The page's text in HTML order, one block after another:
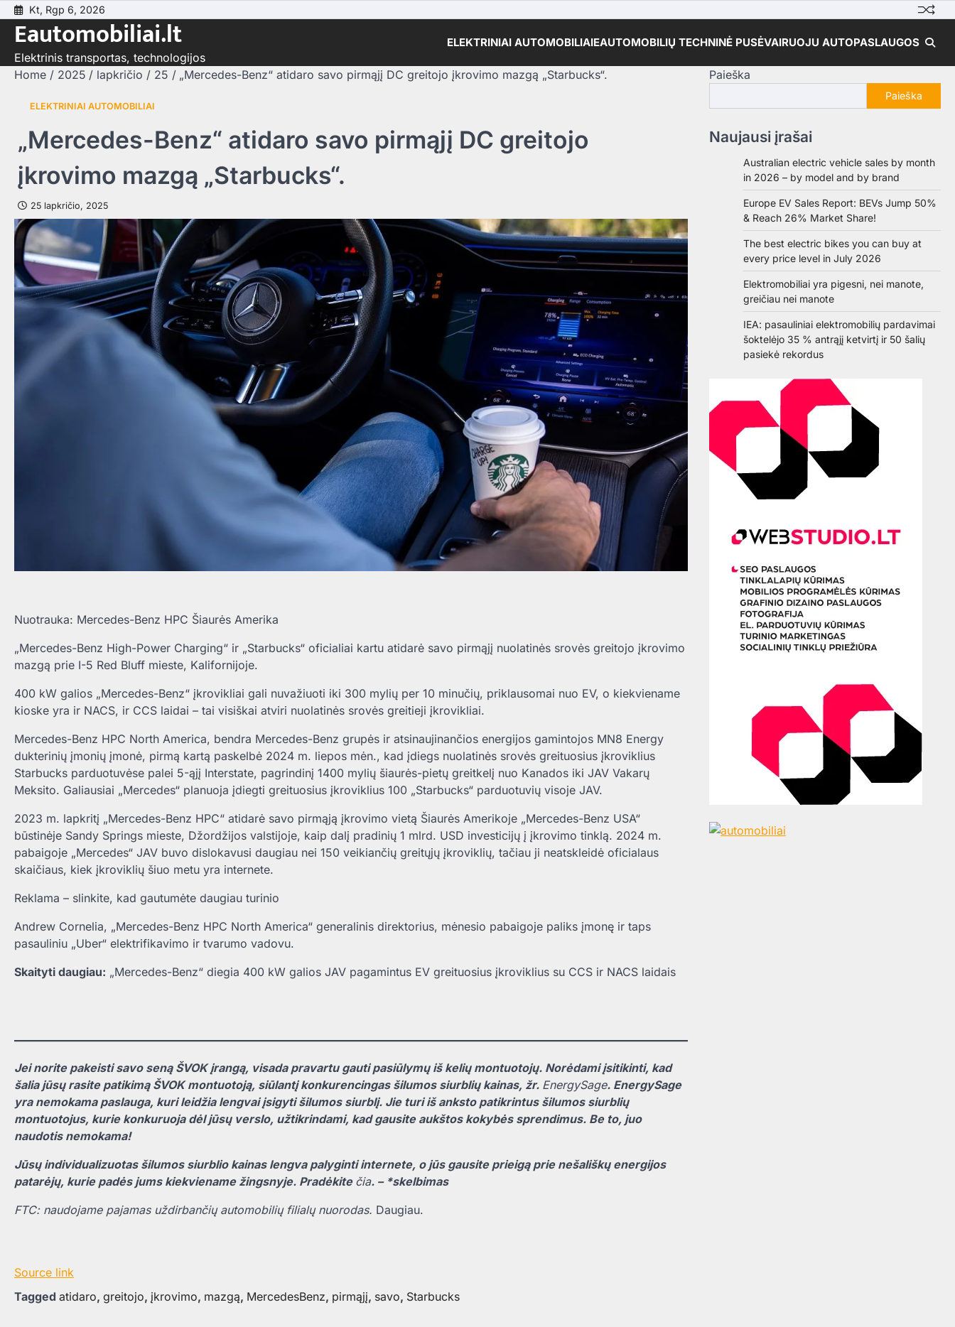
Skip
content
Kt, Rgp 6, 2026
Eautomobiliai.lt
Elektrinis transportas, technologijos
ELEKTRINIAI AUTOMOBILIAIEAUTOMOBILIŲ TECHNINĖ PUSĖVAIRUOJU AUTOPASLAUGOS
Home 2025 lapkričio 25 „Mercedes-Benz“ atidaro savo pirmąjį DC greitojo įkrovimo mazgą „Starbucks“.
ELEKTRINIAI AUTOMOBILIAI
„Mercedes-Benz“ atidaro savo pirmąjį DC greitojo
įkrovimo mazgą „Starbucks“.
25 lapkričio, 2025
Nuotrauka: Mercedes-Benz HPC Šiaurės Amerika
„Mercedes-Benz High-Power Charging“ ir „Starbucks“ oficialiai kartu atidarė savo pirmąjį nuolatinės srovės greitojo įkrovimo
mazgą prie I-5 Red Bluff mieste, Kalifornijoje.
400 kW galios „Mercedes-Benz“ įkrovikliai gali nuvažiuoti iki 300 mylių per 10 minučių, priklausomai nuo EV, o kiekviename
kioske yra ir NACS, ir CCS laidai – tai visiškai atviri nuolatinės srovės greitieji įkrovikliai.
Mercedes-Benz HPC North America, bendra Mercedes-Benz grupės ir atsinaujinančios energijos gamintojos MN8 Energy
dukterinių įmonių įmonė, pirmą kartą paskelbė 2024 m. liepos mėn., kad įdiegs nuolatinės srovės greituosius įkroviklius
Starbucks parduotuvėse palei 5-ąjį Interstate, pagrindinį 1400 mylių šiaurės-pietų greitkelį nuo Kanados iki JAV Vakarų
Meksito. Galiausiai „Mercedes“ planuoja įdiegti greituosius įkroviklius 100 „Starbucks“ parduotuvių visoje JAV.
2023 m. lapkritį „Mercedes-Benz HPC“ atidarė savo pirmąją įkrovimo vietą Šiaurės Amerikoje „Mercedes-Benz USA“
būstinėje Sandy Springs mieste, Džordžijos valstijoje, kaip dalį pradinių 1 mlrd. USD investicijų į įkrovimo tinklą. 2024 m.
pabaigoje „Mercedes“ JAV buvo dislokavusi daugiau nei 150 veikiančių greitųjų įkroviklių, tačiau ji neatskleidė oficialaus
skaičiaus, kiek įkroviklių šiuo metu yra internete.
Reklama – slinkite, kad gautumėte daugiau turinio
Andrew Cornelia, „Mercedes-Benz HPC North America“ generalinis direktorius, mėnesio pabaigoje paliks įmonę ir taps
pasauliniu „Uber“ elektrifikavimo ir tvarumo vadovu.
Skaityti daugiau: „Mercedes-Benz“ diegia 400 kW galios JAV pagamintus EV greituosius įkroviklius su CCS ir NACS laidais
Jei norite pakeisti savo seną ŠVOK įrangą, visada pravartu gauti pasiūlymų iš kelių montuotojų. Norėdami įsitikinti, kad
šalia jūsų rasite patikimą ŠVOK montuotoją, siūlantį konkurencingas šilumos siurblių kainas, žr. EnergySage. EnergySage
yra nemokama paslauga, kuri leidžia lengvai įsigyti šilumos siurblį. Jie turi iš anksto patikrintus šilumos siurblių
montuotojus, kurie konkuruoja dėl jūsų verslo, užtikrindami, kad gausite aukštos kokybės sprendimus. Be to, juo
naudotis nemokama!
Jūsų individualizuotas šilumos siurblio kainas lengva palyginti internete, o jūs gausite prieigą prie nešališkų energijos
patarėjų, kurie padės jums kiekviename žingsnyje. Pradėkite čia. – *skelbimas
FTC: naudojame pajamas uždirbančių automobilių filialų nuorodas. Daugiau.
Source link
Tagged atidaro, greitojo, įkrovimo, mazgą, MercedesBenz, pirmąjį, savo, Starbucks
Paieška
Paieška
Naujausi įrašai
Australian electric vehicle sales by month
in 2026 – by model and by brand
Europe EV Sales Report: BEVs Jump 50%
& Reach 26% Market Share!
The best electric bikes you can buy at
every price level in July 2026
Elektromobiliai yra pigesni, nei manote,
greičiau nei manote
IEA: pasauliniai elektromobilių pardavimai
šoktelėjo 35 % antrąjį ketvirtį ir 50 šalių
pasiekė rekordus